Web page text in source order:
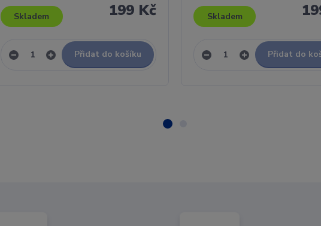
199 Kč
Skladem
Přidat do košíku
Skladem
Přidat do